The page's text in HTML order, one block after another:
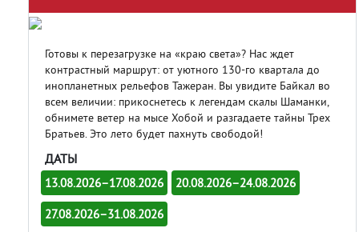
Готовы к перезагрузке на «краю света»? Нас ждет
контрастный маршрут: от уютного 130-го квартала до
инопланетных рельефов Тажеран. Вы увидите Байкал во
всем величии: прикоснетесь к легендам скалы Шаманки,
обнимете ветер на мысе Хобой и разгадаете тайны Трех
Братьев. Это лето будет пахнуть свободой!
ДАТЫ
13.08.2026–17.08.2026 20.08.2026–24.08.2026
27.08.2026–31.08.2026